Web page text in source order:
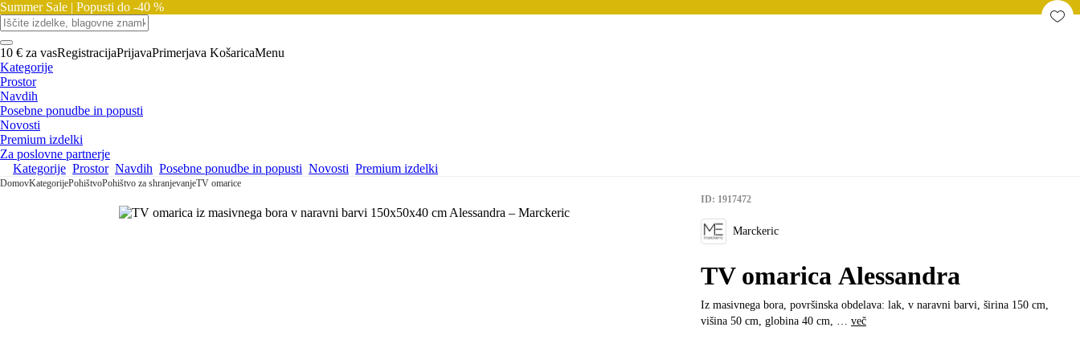
Summer Sale | Popusti do -40 %
10 € za vasRegistracijaPrijavaPrimerjava KošaricaMenu
Kategorije
Prostor
Navdih
Posebne ponudbe in popusti
Novosti
Premium izdelki
Za poslovne partnerje
Kategorije Prostor Navdih Posebne ponudbe in popusti Novosti Premium izdelki
DomovKategorijePohištvoPohištvo za shranjevanjeTV omarice
ID: 1917472
Marckeric
TV omarica Alessandra
Iz masivnega bora, površinska obdelava: lak, v naravni barvi, širina 150 cm,
višina 50 cm, globina 40 cm, … več